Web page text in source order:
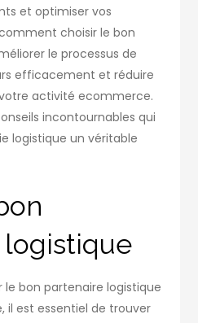
et optimiser vos
choisir le bon
le processus de
efficacement et réduire
activité ecommerce.
incontournables qui
logistique un véritable
logistique
le bon partenaire logistique
est essentiel de trouver